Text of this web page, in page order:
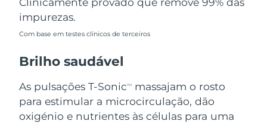
impurezas.
Com base em testes clínicos de terceiros
Brilho saudável
As pulsações T-SonicTM
massajam o rosto
para estimular a microcirculação, dão
oxigénio e nutrientes às células para uma
Romênia
Singapura Entrega prevista